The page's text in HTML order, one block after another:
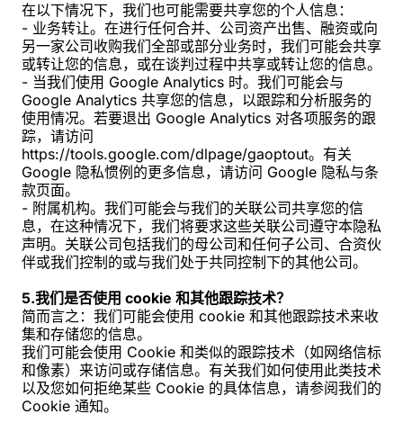
在以下情况下，我们也可能需要共享您的个人信息：
- 业务转让。在进行任何合并、公司资产出售、融资或向
另一家公司收购我们全部或部分业务时，我们可能会共享
或转让您的信息，或在谈判过程中共享或转让您的信息。
- 当我们使用 Google Analytics 时。我们可能会与
Google Analytics 共享您的信息，以跟踪和分析服务的
使用情况。若要退出 Google Analytics 对各项服务的跟
踪，请访问
https://tools.google.com/dlpage/gaoptout。有关
Google 隐私惯例的更多信息，请访问 Google 隐私与条
款页面。
- 附属机构。我们可能会与我们的关联公司共享您的信
息，在这种情况下，我们将要求这些关联公司遵守本隐私
声明。关联公司包括我们的母公司和任何子公司、合资伙
伴或我们控制的或与我们处于共同控制下的其他公司。
5.我们是否使用 cookie 和其他跟踪技术？
简而言之：我们可能会使用 cookie 和其他跟踪技术来收
集和存储您的信息。
我们可能会使用 Cookie 和类似的跟踪技术（如网络信标
和像素）来访问或存储信息。有关我们如何使用此类技术
以及您如何拒绝某些 Cookie 的具体信息，请参阅我们的
Cookie 通知。